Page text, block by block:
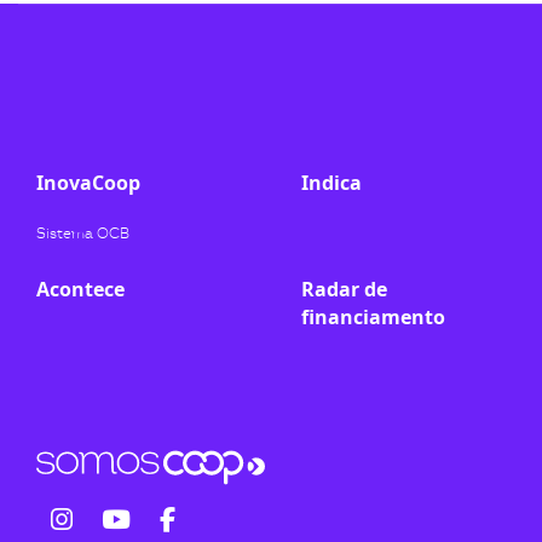
InovaCoop
Sistema OCB
Acontece
Indica
Radar de
financiamento
fab fabfab